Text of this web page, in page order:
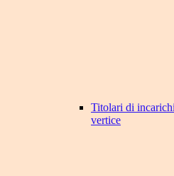
Titolari di
vertice